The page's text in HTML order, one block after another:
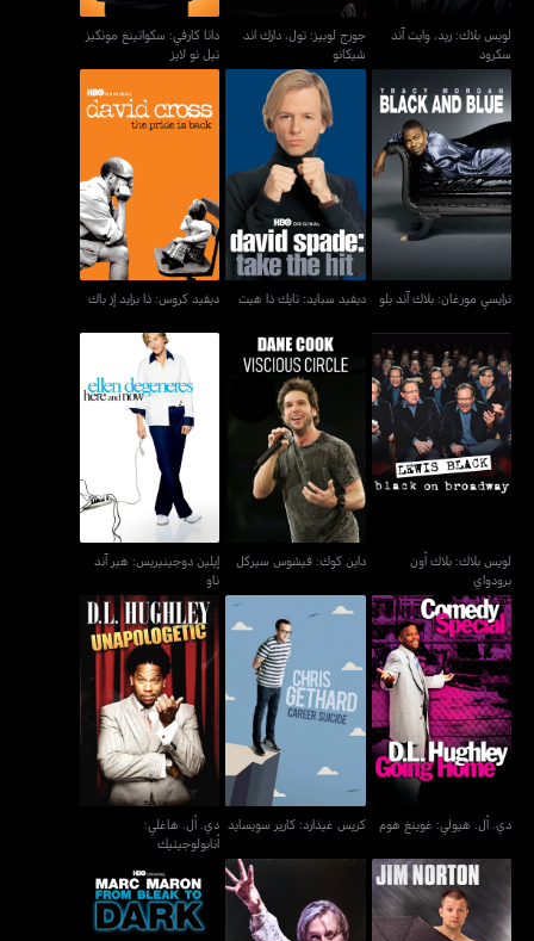
لويس بلاك: ريد، وايت آند
سكرود
جورج لوبيز: تول، دارك اند
شيكانو
دانا كارفي: سكواتينغ مونكيز
تيل نو لايز
ترايسي مورغان: بلاك آند بلو
ترايسي مورغان: بلاك آند بلو
ديفيد سبايد: تايك ذا هيت
ديفيد سبايد: تايك ذا هيت
ديفيد كروس: ذا برايد إز باك
ديفيد كروس: ذا برايد إز باك
لويس بلاك: بلاك أون
برودواي
لويس بلاك: بلاك أون
برودواي
داين كوك: فيشوس سيركل
داين كوك: فيشوس سيركل
إيلين دوجينيريس: هير آند
ناو
إيلين دوجينيريس: هير آند
ناو
دي. أل. هيولي: غوينغ هوم
دي. أل. هيولي: غوينغ هوم
كريس غيذارد: كارير
سويسايد
كريس غيذارد: كارير سويسايد
دي. أل. هاغلي:
أنابولوجيتيك
دي. أل. هاغلي:
أنابولوجيتيك